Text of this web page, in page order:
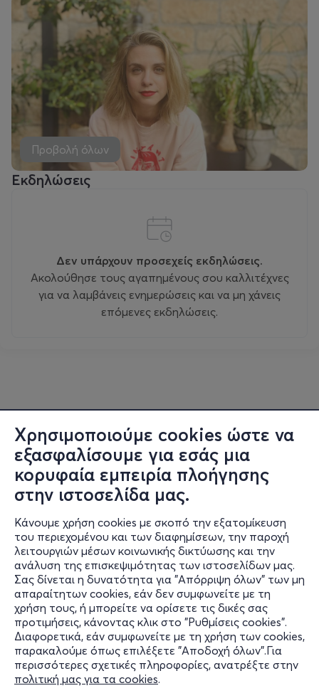
Χρησιμοποιούμε cookies ώστε να
εξασφαλίσουμε για εσάς μια
κορυφαία εμπειρία πλοήγησης
στην ιστοσελίδα μας.
Κάνουμε χρήση cookies με σκοπό την εξατομίκευση
του περιεχομένου και των διαφημίσεων, την παροχή
λειτουργιών μέσων κοινωνικής δικτύωσης και την
ανάλυση της επισκεψιμότητας των ιστοσελίδων μας.
Σας δίνεται η δυνατότητα για "Απόρριψη όλων" των μη
απαραίτητων cookies, εάν δεν συμφωνείτε με τη
χρήση τους, ή μπορείτε να ορίσετε τις δικές σας
προτιμήσεις, κάνοντας κλικ στο "Ρυθμίσεις cookies".
Διαφορετικά, εάν συμφωνείτε με τη χρήση των cookies,
παρακαλούμε όπως επιλέξετε "Αποδοχή όλων".Για
περισσότερες σχετικές πληροφορίες, ανατρέξτε στην
πολιτική μας για τα cookies.
Προβολή όλων
Εκδηλώσεις
Δεν υπάρχουν προσεχείς εκδηλώσεις.
Ακολούθησε τους αγαπημένους σου καλλιτέχνες
για να λαμβάνεις ενημερώσεις και να μη χάνεις
επόμενες εκδηλώσεις.
Πληροφορίες
Υποστήριξη
Stay Connected